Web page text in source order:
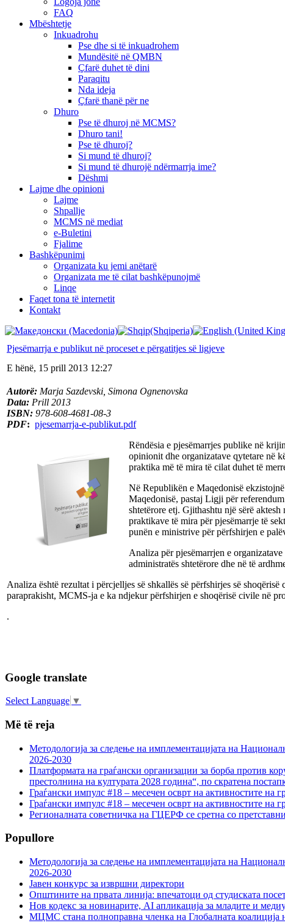
FAQ
Mbështetje
Inkuadrohu
Pse dhe si të inkuadrohem
Mundësitë në QMBN
Çfarë duhet të dini
Paraqitu
Nda ideja
Çfarë thanë për ne
Dhuro
Pse të dhuroj në MCMS?
Dhuro tani!
Pse të dhuroj?
Si mund të dhuroj?
Si mund të dhurojë ndërmarrja ime?
Dëshmi
Lajme dhe opinioni
Lajme
Shpallje
MCMS në mediat
e-Buletini
Fjalime
Bashkëpunimi
Organizata ku jemi anëtarë
Organizata me të cilat bashkëpunojmë
Linqe
Faqet tona të internetit
Kontakt
Pjesëmarrja e publikut në proceset e përgatitjes së ligjeve
E hënë, 15 prill 2013 12:27
Autorë: Marja Sazdevski, Simona Ognenovska
Data: Prill 2013
ISBN: 978-608-4681-08-3
PDF: pjesemarrja-e-publikut.pdf
Rëndësia e pjesëmarrjes publike në
opinionit dhe organizatave qytetare në
praktika më të mira të cilat duhet të
Në Republikën e Maqedonisë
Maqedonisë, pastaj Ligji për
shtetërore etj. Gjithashtu një sërë
praktikave të mira për pjesëmarrje të
punën e ministrive për përfshirjen e
Analiza për pjesëmarrjen e
administratës shtetërore dhe në të
Analiza është rezultat i përcjelljes së shkallës së përfshirjes së
paraprakisht, MCMS-ja e ka ndjekur përfshirjen e shoqërisë civile në
.
Google translate
Select Language ▼
Më të reja
Методологија за следење на имплементацијата на
2026-2030
Платформата на граѓански организации за борба против
престолнина на културата 2028 година“, по скратена
Граѓански импулс #18 – месечен осврт на активностите на
Граѓански импулс #18 – месечен осврт на активностите на
Регионалната советничка на ГЦЕРФ се сретна со
Popullore
Методологија за следење на имплементацијата на
2026-2030
Јавен конкурс за извршни директори
Општините на првата линија: впечатоци од студиската
Нов кодекс за новинарите, AI апликација за младите и
МЦМС стана полноправна членка на Глобалната